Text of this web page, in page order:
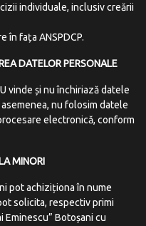
individuale, inclusiv creării
în fața ANSPDCP.
DATELOR PERSONALE
vinde și nu închiriază datele
nu folosim datele
electronică, conform
MINORI
pot achiziționa în nume
solicita, respectiv primi
Eminescu” Botoșani cu